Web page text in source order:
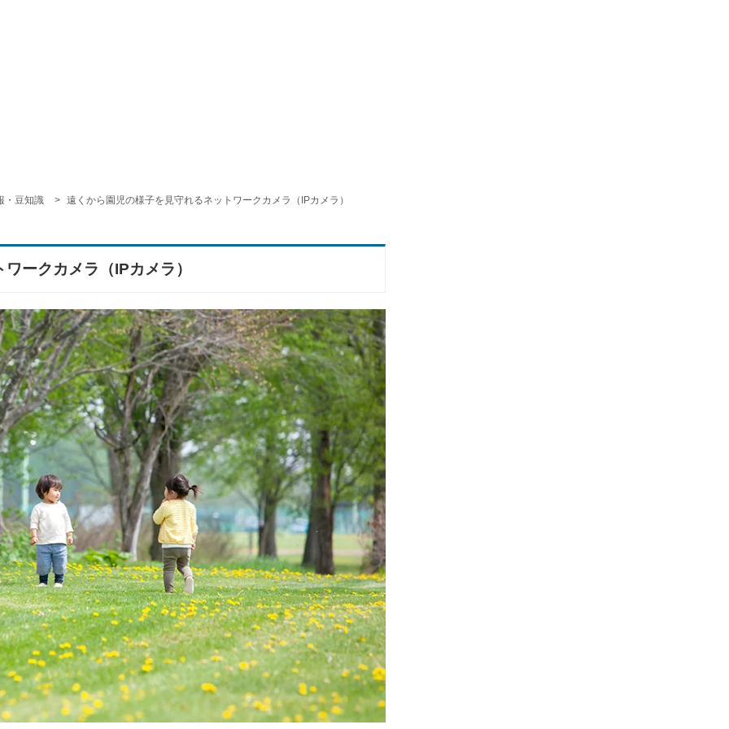
・豆知識 遠くから園児の様子を見守れるネットワークカメラ（IPカメラ）
ークカメラ（IPカメラ）